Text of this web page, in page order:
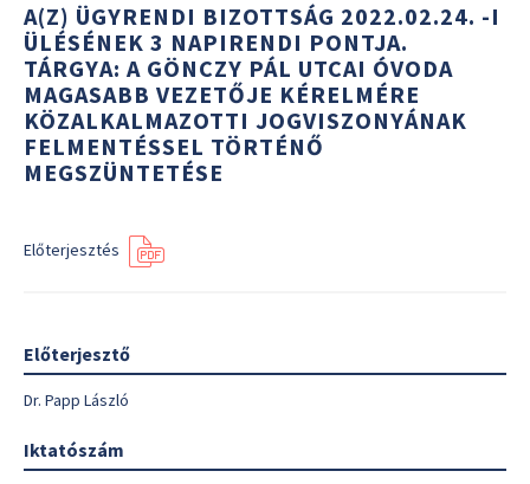
A(Z) ÜGYRENDI BIZOTTSÁG 2022.02.24. -I
ÜLÉSÉNEK 3 NAPIRENDI PONTJA.
TÁRGYA: A GÖNCZY PÁL UTCAI ÓVODA
MAGASABB VEZETŐJE KÉRELMÉRE
KÖZALKALMAZOTTI JOGVISZONYÁNAK
FELMENTÉSSEL TÖRTÉNŐ
MEGSZÜNTETÉSE
Előterjesztés
Előterjesztő
Dr. Papp László
Iktatószám